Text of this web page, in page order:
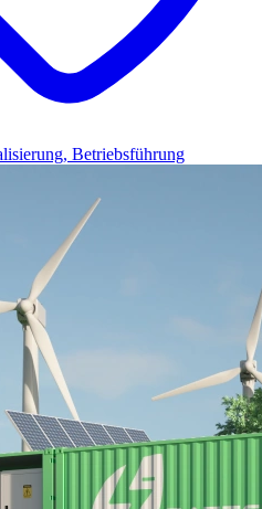
Betriebsführung